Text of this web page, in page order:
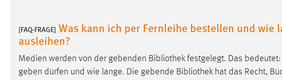
[FAQ-FRAGE] Was kann ich per Fernleihe bestellen und wie
ausleihen?
Medien werden von der gebenden Bibliothekfestgelegt. Das bedeutet:
geben dürfen und wie lange. Die gebende Bibliothekhat das Recht,